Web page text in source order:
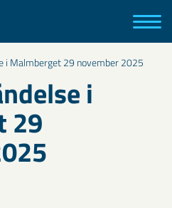
i Malmberget 29 november 2025
i
29